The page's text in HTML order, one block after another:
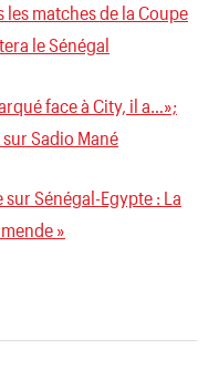
les matches de la Coupe
le Sénégal
face à City, il a…»;
Sadio Mané
sur Sénégal-Egypte : La
»